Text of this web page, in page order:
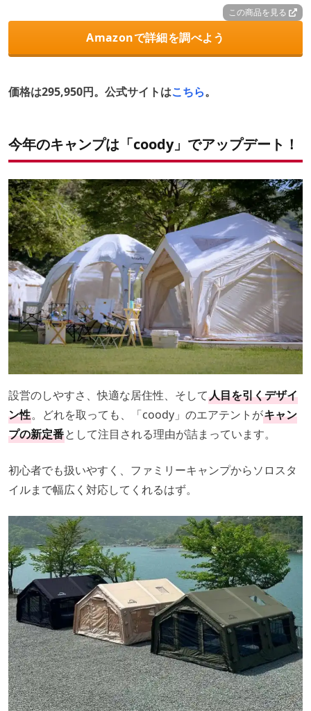
この商品を見る
Amazonで詳細を調べよう
価格は295,950円。公式サイトはこちら。
今年のキャンプは「coody」でアップデート！
設営のしやすさ、快適な居住性、そして人目を引くデザイ
ン性。どれを取っても、「coody」のエアテントがキャン
プの新定番として注目される理由が詰まっています。
初心者でも扱いやすく、ファミリーキャンプからソロスタ
イルまで幅広く対応してくれるはず。